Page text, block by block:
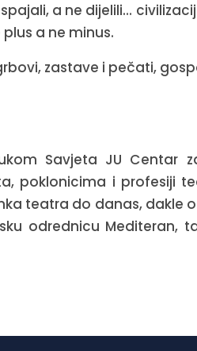
a ne dijelili…
a ne minus.
zastave i pečati,
Savjeta JU Centar
poklonicima i profesiji
teatra do danas, dakle
odrednicu Mediteran,